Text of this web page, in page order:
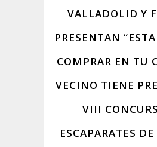
VALLADOLID Y
PRESENTAN
COMPRAR EN TU
VECINO TIENE
VIII
ESCAPARATES